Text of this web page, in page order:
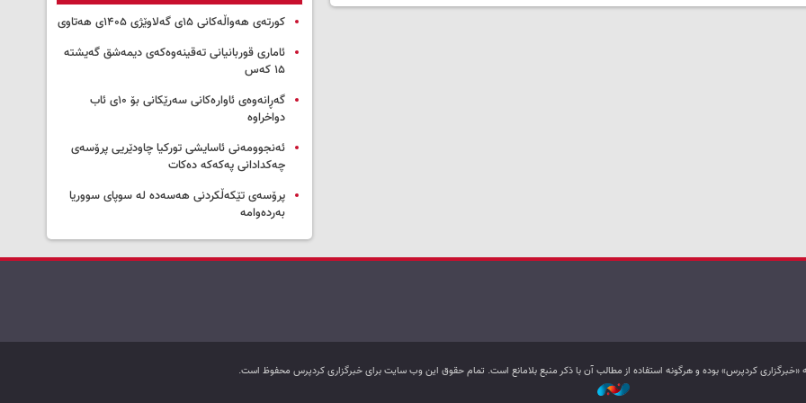
کورتەی هەواڵەکانی ۱۵ی گەلاوێژی ۱۴۰۵ی هەتاوی
ئاماری قوربانیانی تەقینەوەکەی دیمەشق گەیشتە
۱۵ کەس
گەڕانەوەی ئاوارەکانی سەرێکانی بۆ ۱۰ی ئاب
دواخراوە
ئەنجوومەنی ئاسایشی تورکیا چاودێریی پرۆسەی
چەکدادانی پەکەکە دەکات
پرۆسەی تێکەڵکردنی هەسەدە لە سوپای سووریا
بەردەوامە
«خبرگزاری کردپرس» بوده و هرگونه استفاده از مطالب آن با ذکر منبع بلامانع است. تمام حقوق این وب سایت برای خبرگزاری کردپرس محفوظ است.